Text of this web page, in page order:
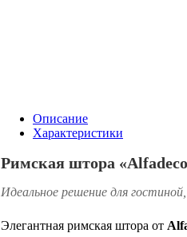
Описание
Характеристики
Римская штора
Идеальное решение для
Элегантная римская штора от